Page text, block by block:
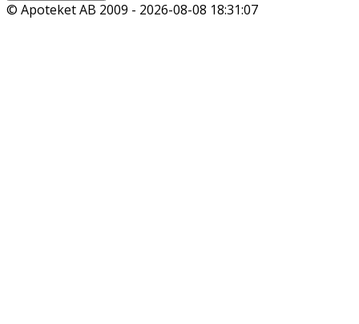
© Apoteket AB 2009 - 2026-08-08 18:31:07